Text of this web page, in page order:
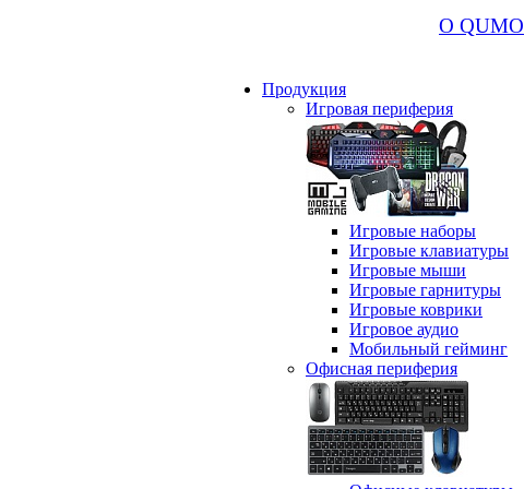
О QUMO
Продукция
Игровая периферия
Игровые наборы
Игровые клавиатуры
Игровые мыши
Игровые гарнитуры
Игровые коврики
Игровое аудио
Мобильный гейминг
Офисная периферия